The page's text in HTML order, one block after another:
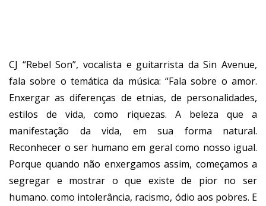
CJ “Rebel Son”, vocalista e guitarrista da Sin Avenue,
fala sobre o temática da música: “Fala sobre o amor.
Enxergar as diferenças de etnias, de personalidades,
estilos de vida, como riquezas. A beleza que a
manifestação da vida, em sua forma natural.
Reconhecer o ser humano em geral como nosso igual.
Porque quando não enxergamos assim, começamos a
segregar e mostrar o que existe de pior no ser
humano. como intolerância, racismo, ódio aos pobres. E